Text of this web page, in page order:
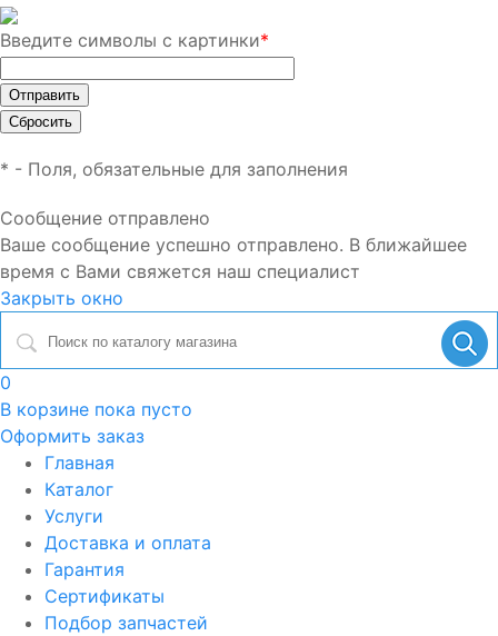
Введите символы с картинки*
* - Поля, обязательные для заполнения
Сообщение отправлено
Ваше сообщение успешно отправлено. В ближайшее
время с Вами свяжется наш специалист
Закрыть окно
0
В корзине пока пусто
Оформить заказ
Главная
Каталог
Услуги
Доставка и оплата
Гарантия
Сертификаты
Подбор запчастей